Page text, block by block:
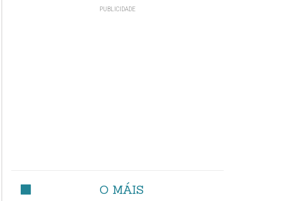
O MÁIS